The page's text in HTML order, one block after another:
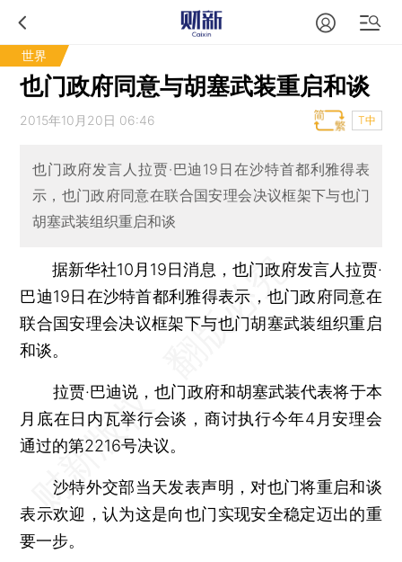
世界
也门政府同意与胡塞武装重启和谈
2015年10月20日 06:46 T中
也门政府发言人拉贾·巴迪19日在沙特首都利雅得表
示，也门政府同意在联合国安理会决议框架下与也门
胡塞武装组织重启和谈
据新华社10月19日消息，也门政府发言人拉贾·
巴迪19日在沙特首都利雅得表示，也门政府同意在
联合国安理会决议框架下与也门胡塞武装组织重启
和谈。
拉贾·巴迪说，也门政府和胡塞武装代表将于本
月底在日内瓦举行会谈，商讨执行今年4月安理会
通过的第2216号决议。
沙特外交部当天发表声明，对也门将重启和谈
表示欢迎，认为这是向也门实现安全稳定迈出的重
要一步。